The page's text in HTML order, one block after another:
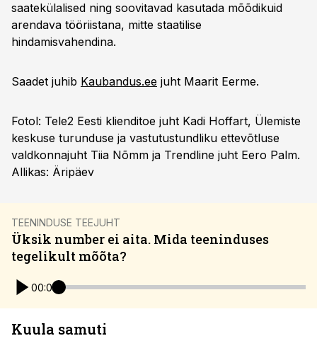
saatekülalised ning soovitavad kasutada mõõdikuid
arendava tööriistana, mitte staatilise
hindamisvahendina.
Saadet juhib Kaubandus.ee juht Maarit Eerme.
Fotol: Tele2 Eesti klienditoe juht Kadi Hoffart, Ülemiste
keskuse turunduse ja vastutustundliku ettevõtluse
valdkonnajuht Tiia Nõmm ja Trendline juht Eero Palm.
Allikas: Äripäev
TEENINDUSE TEEJUHT
Üksik number ei aita. Mida teeninduses
tegelikult mõõta?
00:00
Kuula samuti